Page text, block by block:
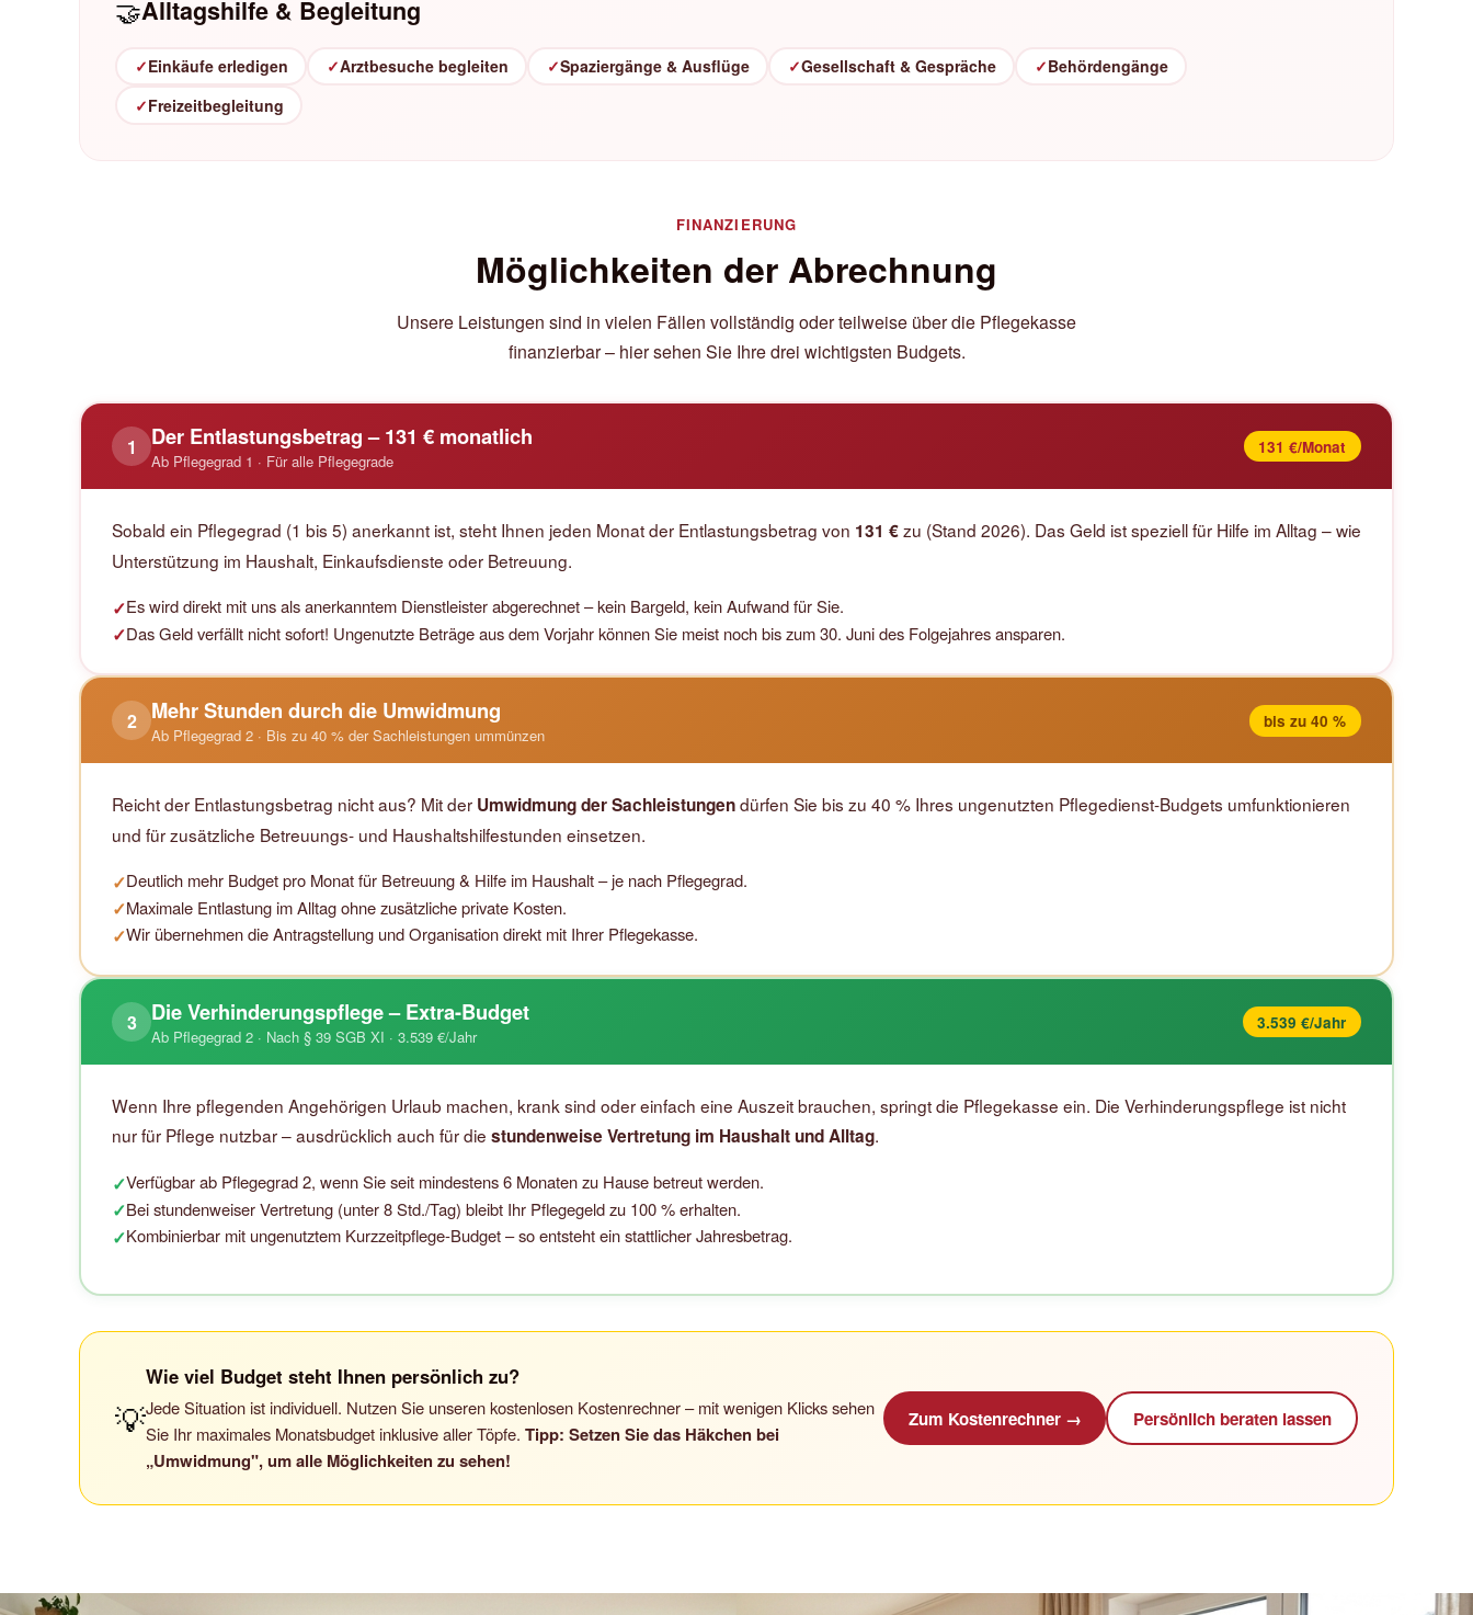
🤝Alltagshilfe & Begleitung
✓Einkäufe erledigen ✓Arztbesuche begleiten ✓Spaziergänge & Ausflüge ✓Gesellschaft & Gespräche ✓Behördengänge
✓Freizeitbegleitung
FINANZIERUNG
Möglichkeiten der Abrechnung
Unsere Leistungen sind in vielen Fällen vollständig oder teilweise über die Pflegekasse
finanzierbar – hier sehen Sie Ihre drei wichtigsten Budgets.
1 Der Entlastungsbetrag – 131 € monatlich
Ab Pflegegrad 1 · Für alle Pflegegrade
131 €/Monat
Sobald ein Pflegegrad (1 bis 5) anerkannt ist, steht Ihnen jeden Monat der Entlastungsbetrag von 131 €zu (Stand 2026). Das Geld ist speziell für Hilfe im Alltag – wie
Unterstützung im Haushalt, Einkaufsdienste oder Betreuung.
✓Es wird direkt mit uns als anerkanntem Dienstleister abgerechnet – kein Bargeld, kein Aufwand für Sie.
✓Das Geld verfällt nicht sofort! Ungenutzte Beträge aus dem Vorjahr können Sie meist noch bis zum 30. Juni des Folgejahres ansparen.
2 Mehr Stunden durch die Umwidmung
Ab Pflegegrad 2 · Bis zu 40 % der Sachleistungen ummünzen
bis zu 40 %
Reicht der Entlastungsbetrag nicht aus? Mit der Umwidmung der Sachleistungendürfen Sie bis zu 40 % Ihres ungenutzten Pflegedienst-Budgets umfunktionieren
und für zusätzliche Betreuungs- und Haushaltshilfestunden einsetzen.
✓Deutlich mehr Budget pro Monat für Betreuung & Hilfe im Haushalt – je nach Pflegegrad.
✓Maximale Entlastung im Alltag ohne zusätzliche private Kosten.
✓Wir übernehmen die Antragstellung und Organisation direkt mit Ihrer Pflegekasse.
3 Die Verhinderungspflege – Extra-Budget
Ab Pflegegrad 2 · Nach § 39 SGB XI · 3.539 €/Jahr
3.539 €/Jahr
Wenn Ihre pflegenden Angehörigen Urlaub machen, krank sind oder einfach eine Auszeit brauchen, springt die Pflegekasse ein. Die Verhinderungspflege ist nicht
nur für Pflege nutzbar – ausdrücklich auch für die stundenweise Vertretung im Haushalt und Alltag.
✓Verfügbar ab Pflegegrad 2, wenn Sie seit mindestens 6 Monaten zu Hause betreut werden.
✓Bei stundenweiser Vertretung (unter 8 Std./Tag) bleibt Ihr Pflegegeld zu 100 % erhalten.
✓Kombinierbar mit ungenutztem Kurzzeitpflege-Budget – so entsteht ein stattlicher Jahresbetrag.
💡
Wie viel Budget steht Ihnen persönlich zu?
Jede Situation ist individuell. Nutzen Sie unseren kostenlosen Kostenrechner – mit wenigen Klicks sehen
Sie Ihr maximales Monatsbudget inklusive aller Töpfe. Tipp: Setzen Sie das Häkchen bei
„Umwidmung", um alle Möglichkeiten zu sehen!
Zum Kostenrechner → Persönlich beraten lassen